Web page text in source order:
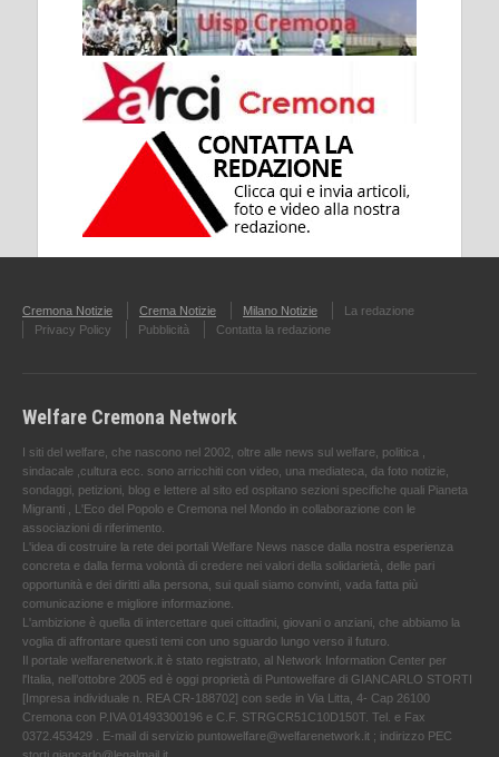
Cremona Notizie Crema Notizie Milano Notizie
La redazione
Privacy Policy
Pubblicità Contatta la redazione
Welfare Cremona Network
I siti del welfare, che nascono nel 2002, oltre alle news sul welfare, politica ,
sindacale ,cultura ecc. sono arricchiti con video, una mediateca, da foto notizie,
sondaggi, petizioni, blog e lettere al sito ed ospitano sezioni specifiche quali Pianeta
Migranti , L'Eco del Popolo e Cremona nel Mondo in collaborazione con le
associazioni di riferimento.
L'idea di costruire la rete dei portali Welfare News nasce dalla nostra esperienza
concreta e dalla ferma volontà di credere nei valori della solidarietà, delle pari
opportunità e dei diritti alla persona, sui quali siamo convinti, vada fatta più
comunicazione e migliore informazione.
L'ambizione è quella di intercettare quei cittadini, giovani o anziani, che abbiamo la
voglia di affrontare questi temi con uno sguardo lungo verso il futuro.
Il portale welfarenetwork.it è stato registrato, al Network Information Center per
l'Italia, nell’ottobre 2005 ed è oggi proprietà di Puntowelfare di GIANCARLO STORTI
[Impresa individuale n. REA CR-188702] con sede in Via Litta, 4- Cap 26100
Cremona con P.IVA 01493300196 e C.F. STRGCR51C10D150T. Tel. e Fax
0372.453429 . E-mail di servizio puntowelfare@welfarenetwork.it ; indirizzo PEC